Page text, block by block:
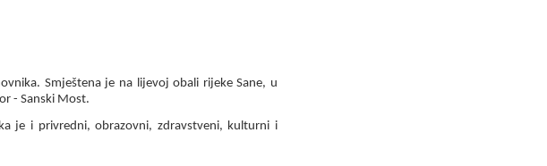
Smještena je na lijevoj obali rijeke Sane, u
- Sanski Most.
je i privredni, obrazovni, zdravstveni, kulturni i